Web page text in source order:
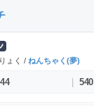
ょく / ねんちゃく(夢)
44 | 540